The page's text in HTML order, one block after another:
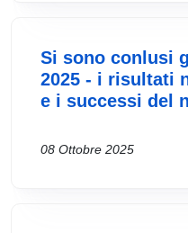
Si sono conlusi
2025 - i risultati
e i successi del
08 Ottobre 2025